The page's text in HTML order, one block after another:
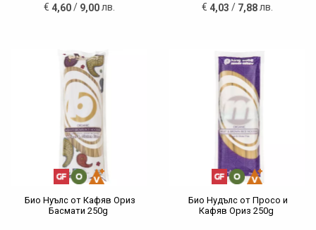
€ 4,60/ 9,00лв. € 4,03 / 7,88лв.
Био Нуълс от Кафяв Ориз
Басмати 250g
Био Нудълс от Просо и
Кафяв Ориз 250g